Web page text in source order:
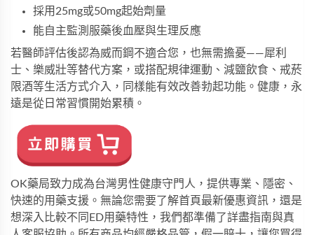
採用25mg或50mg起始劑量
能自主監測服藥後血壓與生理反應
若醫師評估後認為威而鋼不適合您，也無需擔憂——犀利
士、樂威壯等替代方案，或搭配規律運動、減鹽飲食、戒菸
限酒等生活方式介入，同樣能有效改善勃起功能。健康，永
遠是從日常習慣開始累積。
OK藥局致力成為台灣男性健康守門人，提供專業、隱密、
快速的用藥支援。無論您需要了解首頁最新優惠資訊，還是
想深入比較不同ED用藥特性，我們都準備了詳盡指南與真